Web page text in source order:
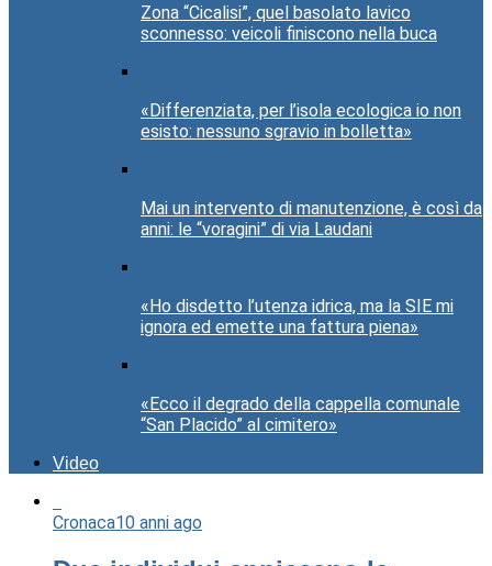
Zona “Cicalisi”, quel basolato lavico
sconnesso: veicoli finiscono nella buca
«Differenziata, per l’isola ecologica io non
esisto: nessuno sgravio in bolletta»
Mai un intervento di manutenzione, è così da
anni: le “voragini” di via Laudani
«Ho disdetto l’utenza idrica, ma la SIE mi
ignora ed emette una fattura piena»
«Ecco il degrado della cappella comunale
“San Placido” al cimitero»
Video
Cronaca10 anni ago